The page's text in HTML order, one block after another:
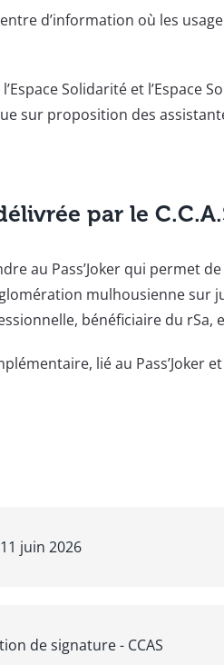
d’information où les
Solidarité et l’Espace
sur proposition des
par le
au Pass’Joker qui permet
mulhousienne sur
bénéficiaire du rSa,
lié au Pass’Joker
juin 2026
de signature - CCAS